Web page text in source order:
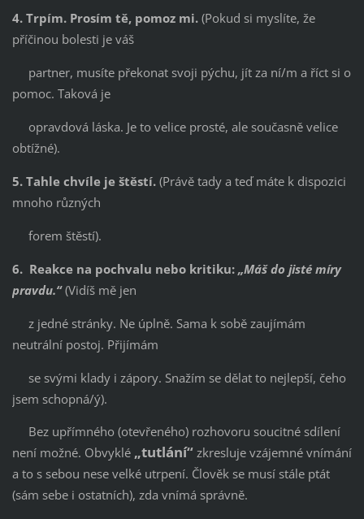
4. Trpím. Prosím tě, pomoz mi.(Pokud si myslíte, že
příčinou bolesti je váš
partner, musíte překonat svoji pýchu, jít za ní/m a říct si o
pomoc. Taková je
opravdová láska. Je to velice prosté, ale současně velice
obtížné).
5. Tahle chvíle je štěstí.(Právě tady a teď máte k dispozici
mnoho různých
forem štěstí).
6. Reakce na pochvalu nebo kritiku: „Máš do jisté míry
pravdu.“(Vidíš mě jen
z jedné stránky. Ne úplně. Sama k sobě zaujímám
neutrální postoj. Přijímám
se svými klady i zápory. Snažím se dělat to nejlepší, čeho
jsem schopná/ý).
Bez upřímného (otevřeného) rozhovoru soucitné sdílení
není možné. Obvyklé „tutlání“zkresluje vzájemné vnímání
a to s sebou nese velké utrpení. Člověk se musí stále ptát
(sám sebe i ostatních), zda vnímá správně.